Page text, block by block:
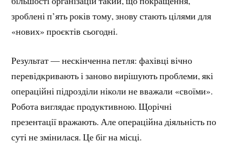
зроблені п’ять років тому, знову стають цілями для
«нових» проєктів сьогодні.
Результат — нескінченна петля: фахівці вічно
перевідкривають і заново вирішують проблеми, які
операційні підрозділи ніколи не вважали «своїми».
Робота виглядає продуктивною. Щорічні
презентації вражають. Але операційна діяльність по
суті не змінилася. Це біг на місці.